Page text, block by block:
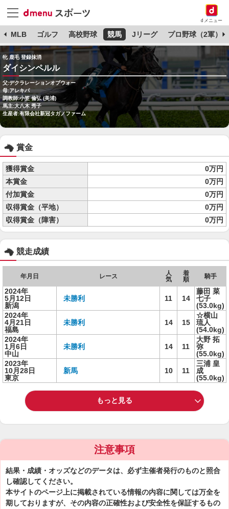
dメニュー
MLB ゴルフ 高校野球 競馬 Jリーグ プロ野球（2軍）
牝 鹿毛 登録抹消
ダイシンペルル
父:デクラレーションオブウォー
母:アレキパ
調教師:小笠 倫弘 (美浦)
馬主:大八木 秀子
生産者:有限会社新冠タガノファーム
賞金
獲得賞金
0万円
本賞金
0万円
付加賞金
0万円
収得賞金（平地）
0万円
収得賞金（障害）
0万円
競走成績
年月日 レース
人
気
着
順
騎手
2024年
5月12日
新潟
未勝利 11 14
藤田 菜
七子
(53.0kg)
2024年
4月21日
福島
未勝利 14 15
☆横山
琉人
(54.0kg)
2024年
1月6日
中山
未勝利 14 11
大野 拓
弥
(55.0kg)
2023年
10月28日
東京
新馬 10 11
三浦 皇
成
(55.0kg)
もっと見る
注意事項
結果・成績・オッズなどのデータは、必ず主催者発行のものと照合
し確認してください。
本サイトのページ上に掲載されている情報の内容に関しては万全を
期しておりますが、その内容の正確性および安全性を保証するもの